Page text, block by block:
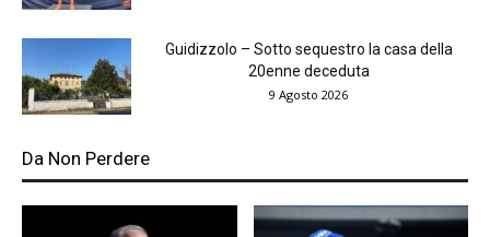
Guidizzolo – Sotto sequestro la casa della
20enne deceduta
9 Agosto 2026
Da Non Perdere